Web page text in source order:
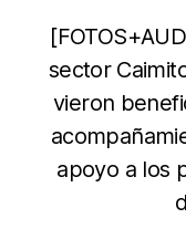
sector
vieron
apoyo a los